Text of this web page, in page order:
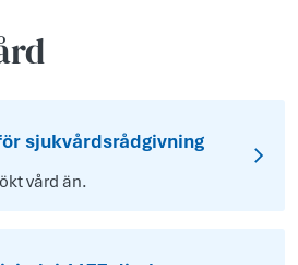
sjukvårdsrådgivning
vård än.